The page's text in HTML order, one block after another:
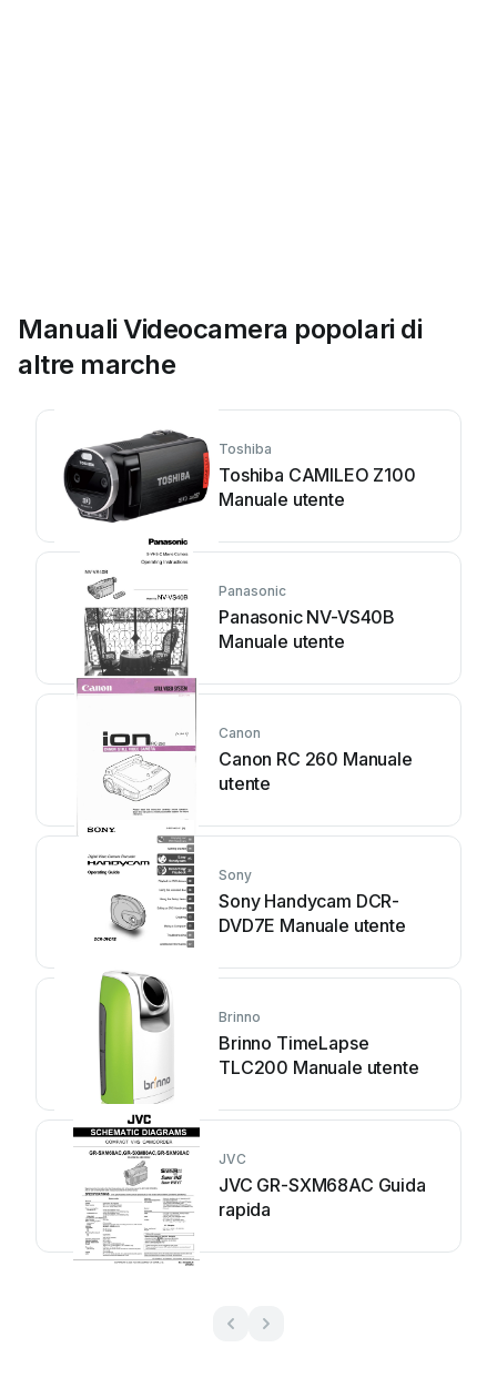
Manuali Videocamera popolari di
altre marche
Toshiba
Toshiba CAMILEO Z100
Manuale utente
Panasonic
Panasonic NV-VS40B
Manuale utente
Canon
Canon RC 260 Manuale
utente
Sony
Sony Handycam DCR-
DVD7E Manuale utente
Brinno
Brinno TimeLapse
TLC200 Manuale utente
JVC
JVC GR-SXM68AC Guida
rapida